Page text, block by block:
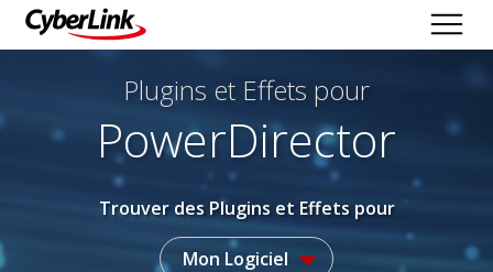
Plugins et Effets pour
PowerDirector
Trouver des Plugins et Effets pour
Mon Logiciel